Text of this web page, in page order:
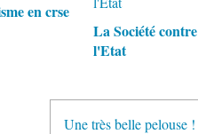
en crse
La Société contre
l'Etat
Une très belle pelouse !